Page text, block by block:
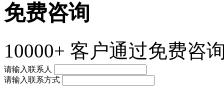
免费咨询
10000+ 客户通过免费咨
请输入联系人
请输入联系方式